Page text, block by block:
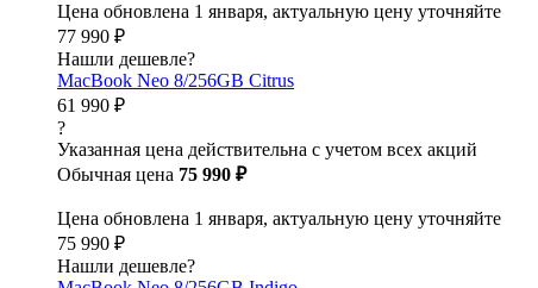
Цена обновлена 1 января, актуальную цену уточняйте
77 990 ₽
Нашли дешевле?
MacBook Neo 8/256GB Citrus
61 990 ₽
?
Указанная цена действительна с учетом всех акций
Обычная цена 75 990 ₽
Цена обновлена 1 января, актуальную цену уточняйте
75 990 ₽
Нашли дешевле?